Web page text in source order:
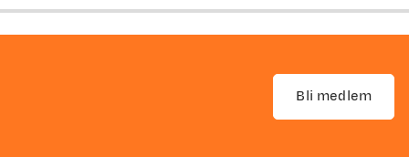
Bli medlem